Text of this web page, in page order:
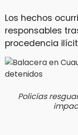
Los hechos
responsables
procedencia
Policías